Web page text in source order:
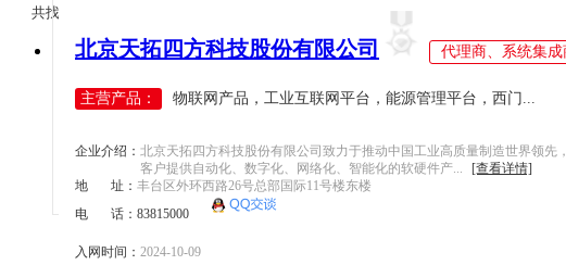
伺服驱动器
直驱电机
电气连接
编码器
反馈系统
传感器
江苏
安徽
机床工具
建材机械
起重机械
汽车制造
橡塑机械
风电光伏
共找到
北京天拓四方科技股份有限公司 代理商、系统集成
主营产品： 物联网产品，工业互联网平台，能源管理平台，西门...
企业介绍： 北京天拓四方科技股份有限公司致力于推动中国工业高质量制造世界领先
客户提供自动化、数字化、网络化、智能化的软硬件产...
[查看详情]
地 址： 丰台区外环西路26号总部国际11号楼东楼
电 话：83815000
入网时间： 2024-10-09